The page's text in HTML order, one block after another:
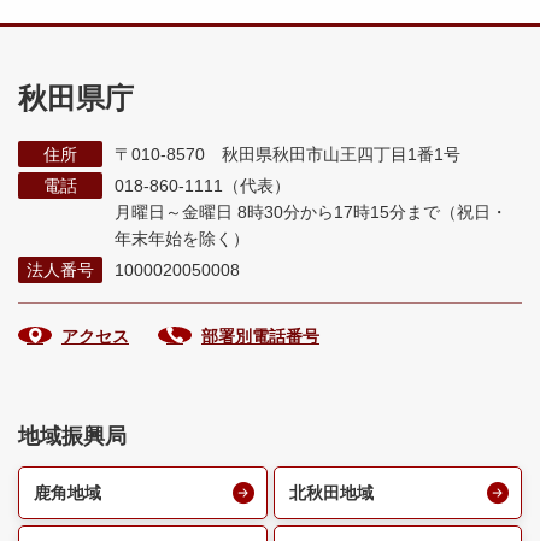
秋田県庁
住所
〒010-8570 秋田県秋田市山王四丁目1番1号
電話
018-860-1111（代表）
月曜日～金曜日 8時30分から17時15分まで （祝日・
年末年始を除く）
法人番号
1000020050008
アクセス 部署別電話番号
地域振興局
鹿角地域 北秋田地域